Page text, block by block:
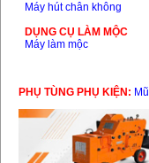
Máy hàn que điện tử
Giá: 2800000VND
Máy hàn tig que Jasic
tig 200A (W223)
Máy hút chân không
DỤNG CỤ LÀM MỘC
Máy làm mộc
PHỤ TÙNG PHỤ KIỆN: